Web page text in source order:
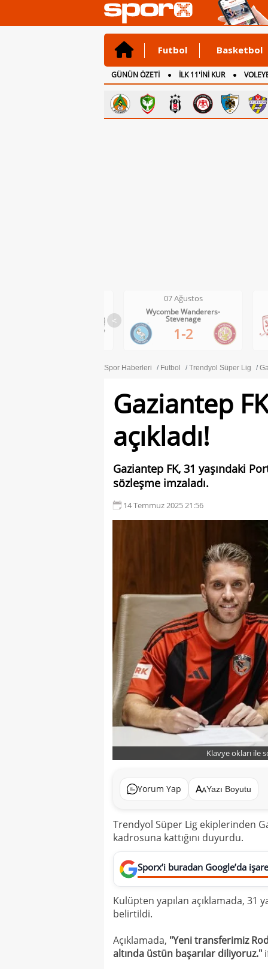
Futbol Basketbol
GÜNÜN ÖZETİ İLK 11'İNİ KUR
CANLI ANLATIM
İNGİLTERE
<
07 Ağustos
Middlesbrough-Wrexham
1-0
Spor Haberleri Futbol Trendyol Süper Lig
Gaziantep
açıkladı!
Gaziantep FK, 31 yaşındaki
sözleşme imzaladı.
14 Temmuz 2025 21:56
Klavye okları ile
Yorum Yap Yazı Boyutu
Trendyol Süper Lig ekiplerinden
kadrosuna kattığını duyurdu.
Sporx’i buradan Google’da
Kulüpten yapılan açıklamada, 31
belirtildi.
Açıklamada, "Yeni transferimiz
altında üstün başarılar diliyoruz."